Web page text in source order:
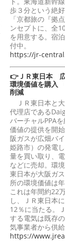
歩３分という絶
「京都旅の『拠
ンセプトに、全
を用意する。宿
付中。
https://jr-
👉ＪＲ東日本
環境価値を購入
削減
ＪＲ東日本と
代理店である
バーチャルPPA
価値の提供を開
阪ガスが広畑バ
姫路市）の発電
量を買い取り、
などに売却。環
東日本が大阪ガ
所の環境価値は
これは年間約22
し、ＪＲ東日本
12％に当たる。
する電気は既存
気事業者から供給
https://